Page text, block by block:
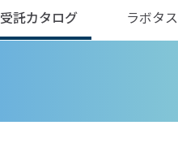
受託カタログ ラボタス